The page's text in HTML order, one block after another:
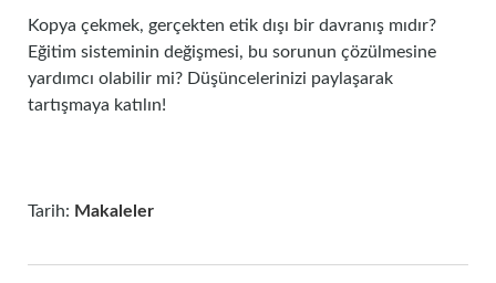
Kopya çekmek, gerçekten etik dışı bir davranış mıdır?
Eğitim sisteminin değişmesi, bu sorunun çözülmesine
yardımcı olabilir mi? Düşüncelerinizi paylaşarak
tartışmaya katılın!
Tarih: Makaleler